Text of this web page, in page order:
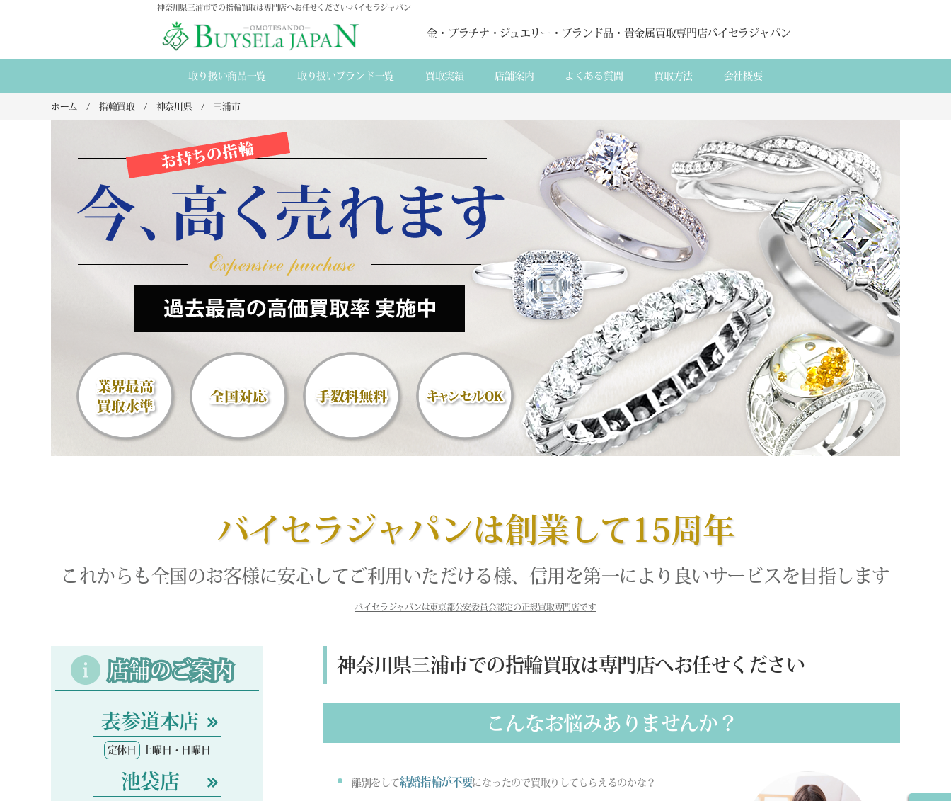
神奈川県三浦市での指輪買取は専門店へお任せください-バイセラジャパン
金・プラチナ・ジュエリー・ブランド品・貴金属買取専門店バイセラジャパン
取り扱い商品一覧 取り扱いブランド一覧 買取実績 店舗案内 よくある質間 買取方法 会社概要
ホーム 指輪買取 神奈川県 三浦市
バイセラジャパンは創業して15周年
これからも全国のお客様に安心してご利用いただける様、信用を第一により良いサービスを目指します
バイセラジャパンは東京都公安委員会認定の正規買取専門店です
神奈川県三浦市での指輪買取は専門店へお任せください
こんなお悩みありませんか？
離別をして結婚指輪が不要になったので買取りしてもらえるのかな？
店舗のご案内
表参道本店
定休日 土曜日・日曜日
池袋店